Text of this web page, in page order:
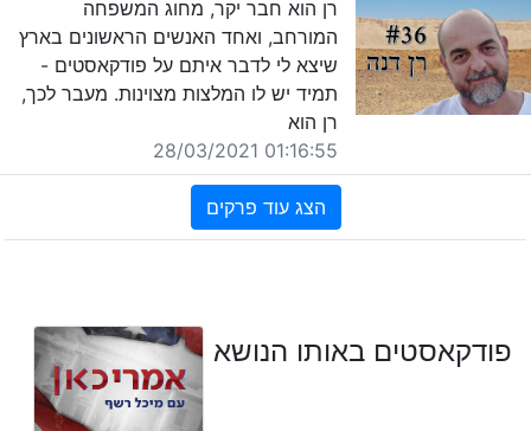
רן הוא חבר יקר, מחוג המשפחה
המורחב, ואחד האנשים הראשונים בארץ
שיצא לי לדבר איתם על פודקאסטים -
תמיד יש לו המלצות מצוינות. מעבר לכך,
רן הוא
01:16:55 28/03/2021
הצג עוד פרקים
פודקאסטים באותו הנושא